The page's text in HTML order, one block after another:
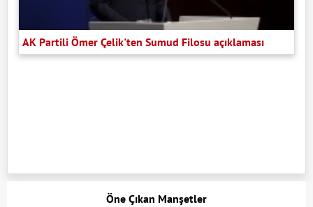
AK Partili Ömer Çelik'ten Sumud Filosu açıklaması
Öne Çıkan Manşetler